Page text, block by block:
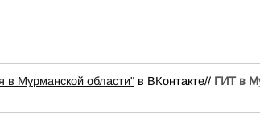
в Мурманской области" в ВКонтакте// ГИТ в